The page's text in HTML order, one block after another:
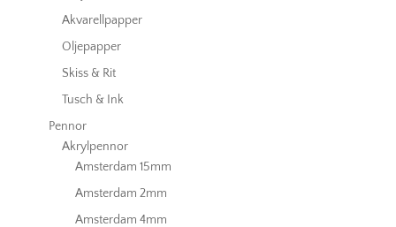
Akvarellpapper
Oljepapper
Skiss & Rit
Tusch & Ink
Pennor
Akrylpennor
Amsterdam 15mm
Amsterdam 2mm
Amsterdam 4mm